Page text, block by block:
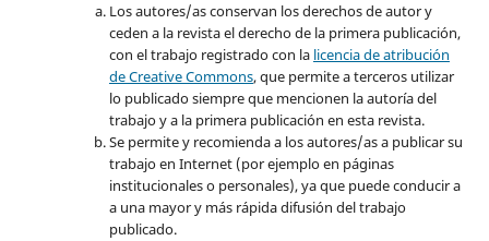
Los autores/as conservan los derechos de autor y
ceden a la revista el derecho de la primera publicación,
con el trabajo registrado con la licencia de atribución
de Creative Commons, que permite a terceros utilizar
lo publicado siempre que mencionen la autoría del
trabajo y a la primera publicación en esta revista.
Se permite y recomienda a los autores/as a publicar su
trabajo en Internet (por ejemplo en páginas
institucionales o personales), ya que puede conducir a
a una mayor y más rápida difusión del trabajo
publicado.